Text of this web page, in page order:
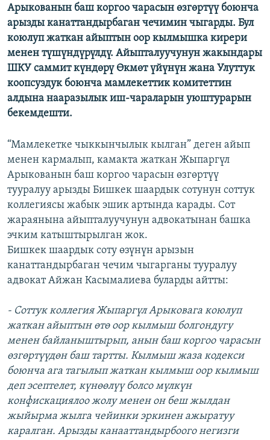
Арыкованын баш коргоо чарасын өзгөртүү боюнча
арызды канаттандырбаган чечимин чыгарды. Бул
коюлуп жаткан айыптын оор кылмышка кирери
менен түшүндүрүлдү. Айыпталуучунун жакындары
ШКУ саммит күндөрү Өкмөт үйүнүн жана Улуттук
коопсуздук боюнча мамлекеттик комитеттин
алдына нааразылык иш-чараларын уюштурарын
бекемдешти.
“Мамлекетке чыккынчылык кылган” деген айып
менен кармалып, камакта жаткан Жыпаргүл
Арыкованын баш коргоо чарасын өзгөртүү
тууралуу арызды Бишкек шаардык сотунун соттук
коллегиясы жабык эшик артында карады. Сот
жараянына айыпталуучунун адвокатынан башка
эчким катыштырылган жок.
Бишкек шаардык соту өзүнүн арызын
канаттандырбаган чечим чыгарганы тууралуу
адвокат Айжан Касымалиева буларды айтты:
- Соттук коллегия Жыпаргүл Арыковага коюлуп
жаткан айыптын өтө оор кылмыш болгондугу
менен байланыштырып, анын баш коргоо чарасын
өзгөртүүдөн баш тартты. Кылмыш жаза кодекси
боюнча ага тагылып жаткан кылмыш оор кылмыш
деп эсептелет, күнөөлүү болсо мүлкүн
конфискациялоо жолу менен он беш жылдан
жыйырма жылга чейинки эркинен ажыратуу
каралган. Арызды канааттандырбоого негизги